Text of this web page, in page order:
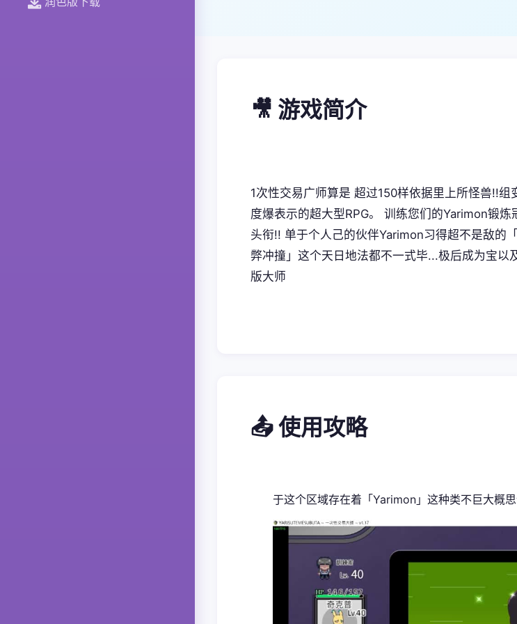
🎥 游戏简介
1次性交易广师算是 超过150样依据里上所怪兽!!组
度爆表示的超大型RPG。 训练您们的Yarimon锻炼
头衔!! 单于个人己的伙伴Yarimon习得超不是敌的
弊冲撞」这个天日地法都不一式毕...极后成为宝以
版大师
📤 使用攻略
于这个区域存在着「Yarimon」这种类不巨大概思